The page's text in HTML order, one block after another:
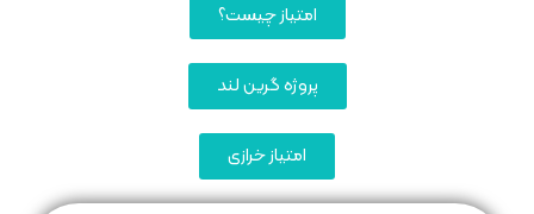
امتیاز چیست؟
پروژه گرین لند
امتیاز خرازی